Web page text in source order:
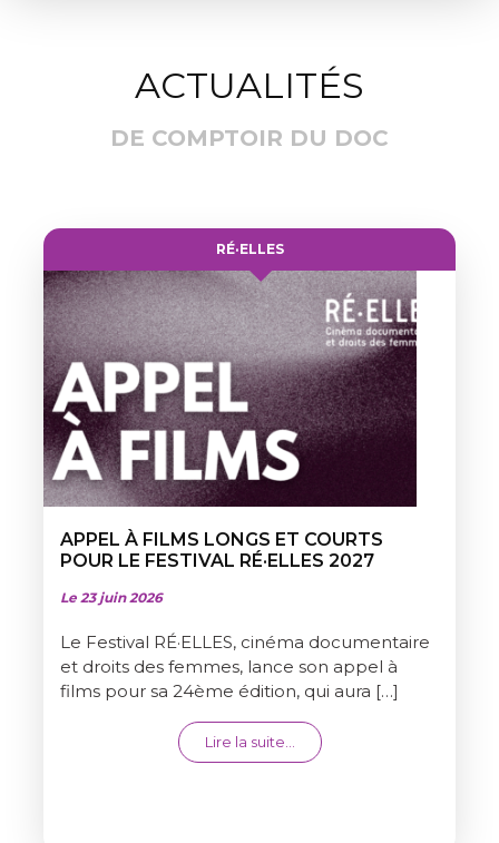
ACTUALITÉS
DE COMPTOIR DU DOC
RÉ·ELLES
APPEL À FILMS LONGS ET COURTS
POUR LE FESTIVAL RÉ·ELLES 2027
Le 23 juin 2026
Le Festival RÉ·ELLES, cinéma documentaire
et droits des femmes, lance son appel à
films pour sa 24ème édition, qui aura […]
Lire la suite… from APPEL À FILMS